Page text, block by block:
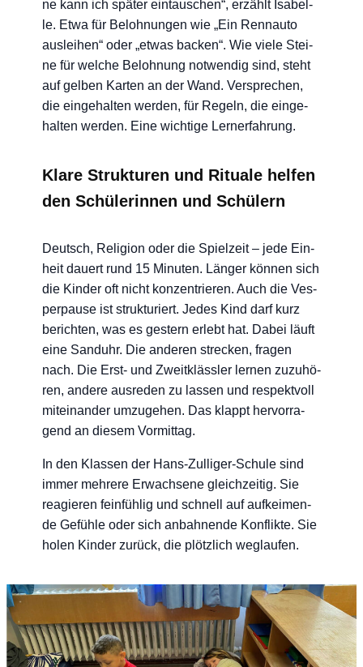
ne kann ich spä­ter ein­tau­schen“, erzählt Isa­bel­
le. Etwa für Beloh­nun­gen wie „Ein Renn­au­to
aus­lei­hen“ oder „etwas backen“. Wie vie­le Stei­
ne für wel­che Beloh­nung not­wen­dig sind, steht
auf gel­ben Kar­ten an der Wand. Ver­spre­chen,
die ein­ge­hal­ten wer­den, für Regeln, die ein­ge­
hal­ten wer­den. Eine wich­ti­ge Lernerfahrung.
Klare Strukturen und Rituale helfen
den Schülerinnen und Schülern
Deutsch, Reli­gi­on oder die Spiel­zeit – jede Ein­
heit dau­ert rund 15 Minu­ten. Län­ger kön­nen sich
die Kin­der oft nicht kon­zen­trie­ren. Auch die Ves­
per­pau­se ist struk­tu­riert. Jedes Kind darf kurz
berich­ten, was es ges­tern erlebt hat. Dabei läuft
eine Sand­uhr. Die ande­ren stre­cken, fra­gen
nach. Die Erst- und Zweit­kläss­ler ler­nen zuzu­hö­
ren, ande­re aus­re­den zu las­sen und respekt­voll
mit­ein­an­der umzu­ge­hen. Das klappt her­vor­ra­
gend an die­sem Vormittag.
In den Klas­sen der Hans-Zul­li­ger-Schu­le sind
immer meh­re­re Erwach­se­ne gleich­zei­tig. Sie
reagie­ren fein­füh­lig und schnell auf auf­kei­men­
de Gefüh­le oder sich anbah­nen­de Kon­flik­te. Sie
holen Kin­der zurück, die plötz­lich weglaufen.